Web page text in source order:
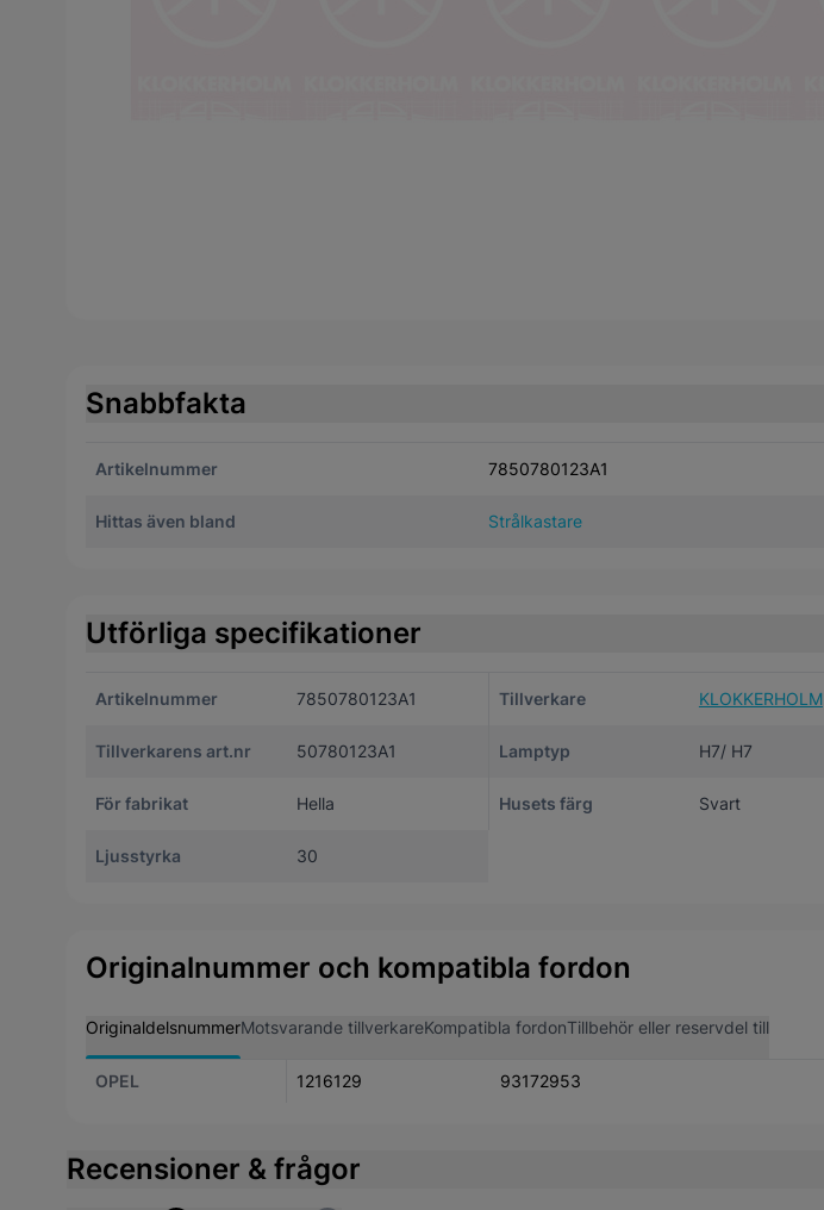
Snabbfakta
Artikelnummer 7850780123A1
Hittas även bland Strålkastare
Utförliga specifikationer
Artikelnummer 7850780123A1 Tillverkare KLOKKERHOLM
Tillverkarens art.nr 50780123A1 Lamptyp H7/ H7
För fabrikat Hella Husets färg Svart
Ljusstyrka 30
Originalnummer och kompatibla fordon
OriginaldelsnummerMotsvarande tillverkareKompatibla fordonTillbehör eller reservdel till
OPEL 1216129 93172953
Recensioner & frågor